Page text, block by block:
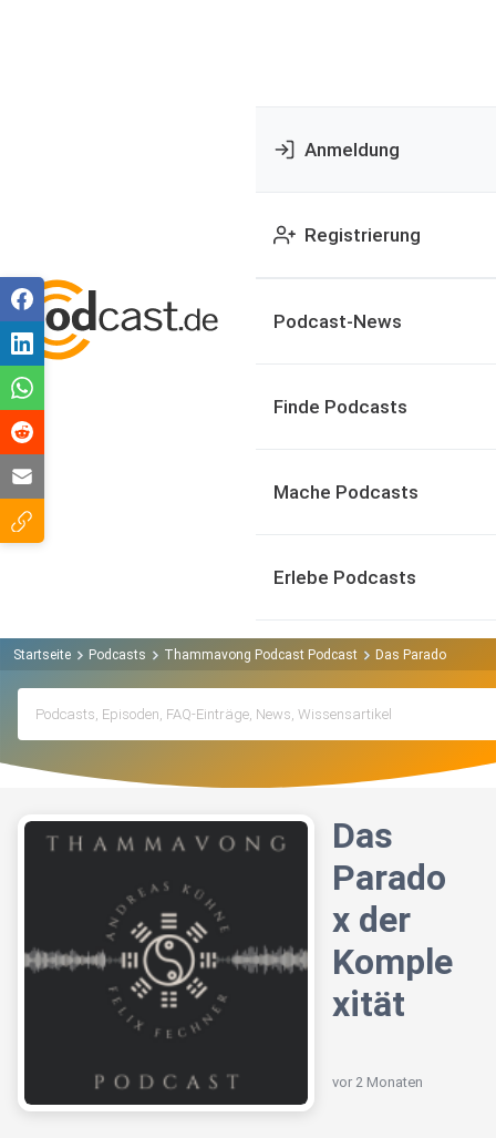
Anmeldung
Registrierung
Podcast-News
Finde Podcasts
Mache Podcasts
Erlebe Podcasts
Startseite Podcasts Thammavong Podcast Podcast Das Paradox der
Das
Parado
x der
Komple
xität
vor 2 Monaten